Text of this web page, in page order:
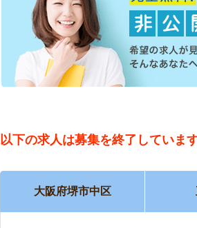
以下の求人は募集を終了しています
大阪府堺市中区